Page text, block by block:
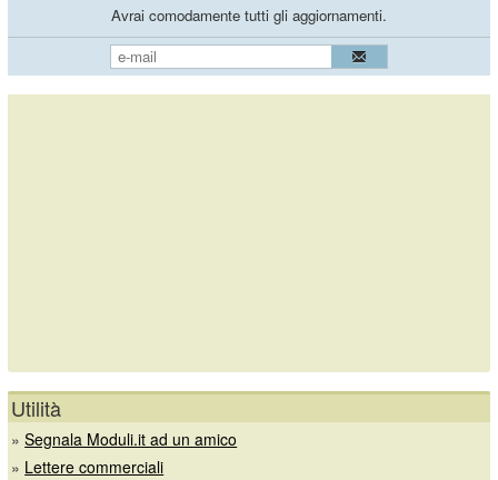
Avrai comodamente tutti gli aggiornamenti.
Utilità
»Segnala Moduli.it ad un amico
» Lettere commerciali